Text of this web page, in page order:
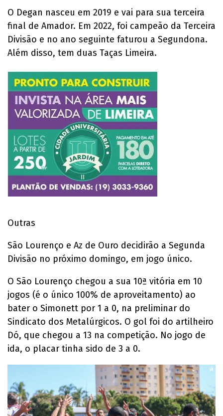
O Degan nasceu em 2019 e vai para sua terceira
final de Amador. Em 2022, foi campeão da Terceira
Divisão e no ano seguinte faturou a Segundona.
Além disso, tem duas Taças Limeira.
Outras
São Lourenço e Az de Ouro decidirão a Segunda
Divisão no próximo domingo, em jogo único.
O São Lourenço chegou a sua 10ª vitória em 10
jogos (é o único 100% de aproveitamento) ao
bater o Simonett por 1 a 0, na preliminar do
Sindicato dos Metalúrgicos. O gol foi do artilheiro
Dó, que chegou a 13 na competição. No jogo de
ida, o placar tinha sido de 3 a 0.